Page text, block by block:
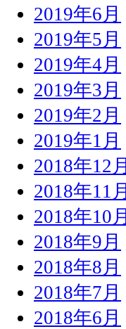
2019年6月
2019年5月
2019年4月
2019年3月
2019年2月
2019年1月
2018年12月
2018年11月
2018年10月
2018年9月
2018年8月
2018年7月
2018年6月